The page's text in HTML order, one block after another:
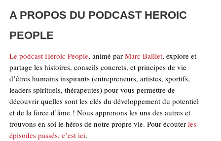
A PROPOS DU PODCAST HEROIC
PEOPLE
Le podcast Heroic People, animé parMarc Baillet, explore et
partage les histoires, conseils concrets, et principes de vie
d’êtres humains inspirants (entrepreneurs, artistes, sportifs,
leaders spirituels, thérapeutes) pour vous permettre de
découvrir quelles sont les clés du développement du potentiel
et de la force d’âme ! Nous apprenons les uns des autres et
trouvons en soi le héros de notre propre vie. Pour écouterles
épisodes passés, c’est ici.